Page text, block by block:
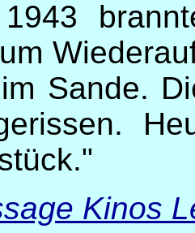
1943
Sande.
Kinos